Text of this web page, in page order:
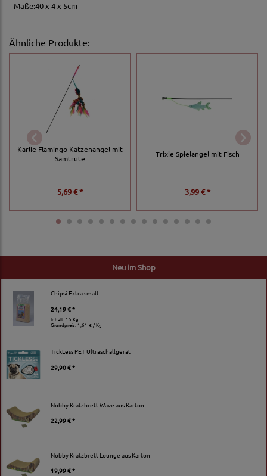
Neu im Shop
Chipsi Extra small
24,19 € *
Inhalt: 15 Kg
Grundpreis:1,61 € / Kg
TickLess PET Ultraschallgerät
29,90 € *
Nobby Kratzbrett Wave aus Karton
22,99 € *
Nobby Kratzbrett Lounge aus Karton
19,99 € *
Maße:40 x 4 x 5cm
Ähnliche Produkte:
Karlie Flamingo Katzenangel mit
Samtrute
5,69 € *
Trixie Spielangel mit Fisch
3,99 € *